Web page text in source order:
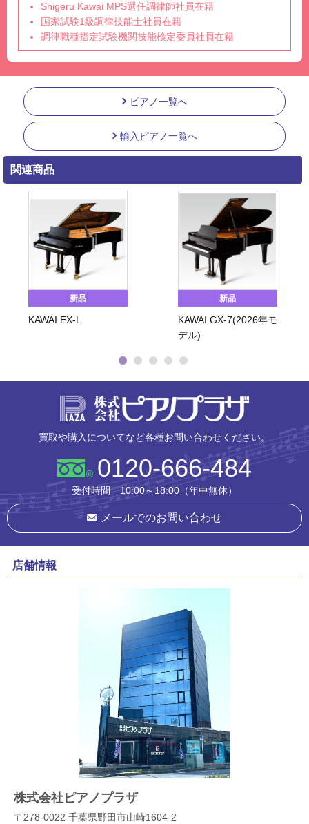
Shigeru Kawai MPS選任調律師社員在籍
国家試験1級調律技能士社員在籍
調律職種指定試験機関技能検定委員社員在籍
ピアノ一覧へ
輸入ピアノ一覧へ
関連商品
新品
KAWAI EX-L
新品
KAWAI GX-7(2026年モ
デル)
買取や購入についてなど各種お問い合わせください。
0120-666-484
受付時間 10:00～18:00（年中無休）
メールでのお問い合わせ
店舗情報
株式会社ピアノプラザ
〒278-0022 千葉県野田市山崎1604-2